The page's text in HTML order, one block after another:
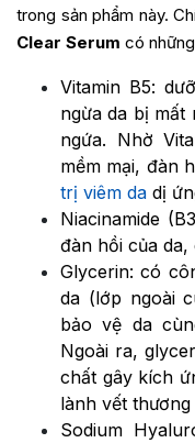
trong sản phẩm này.
Clear Serum có
Vitamin B5:
ngừa da bị
ngứa. Nhờ
mềm mại, đàn
trị viêm da dị
Niacinamide
đàn hồi của da,
Glycerin: có
da (lớp ngoài
bảo vệ da
Ngoài ra,
chất gây kích
lành vết thương
Sodium